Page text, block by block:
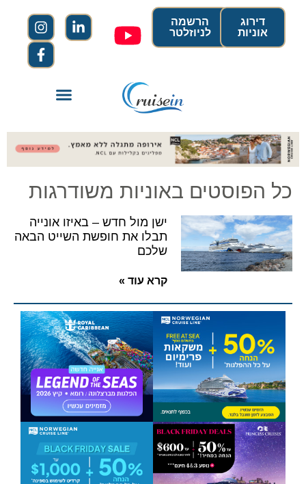
הרשמה
לניוזלטר
דירוג
אוניות
כל הפוסטים באוניות משודרגות
ישן מול חדש – באיזו אונייה
תבלו את חופשת השייט הבאה
שלכם
קרא עוד »